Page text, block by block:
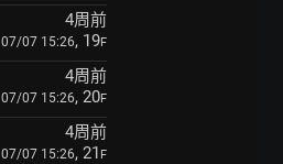
4周前
07/07 15:26, 19F
4周前
07/07 15:26, 20F
4周前
07/07 15:26, 21 F